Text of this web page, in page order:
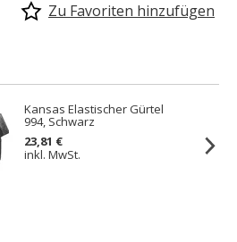
Zu Favoriten hinzufügen
Kansas Elastischer Gürtel
994, Schwarz
23,81 €
inkl. MwSt.